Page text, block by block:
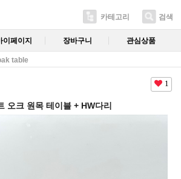
카테고리 검색
이페이지 장바구니 관심상품
table
1
오크 원목 테이블 + HW다리